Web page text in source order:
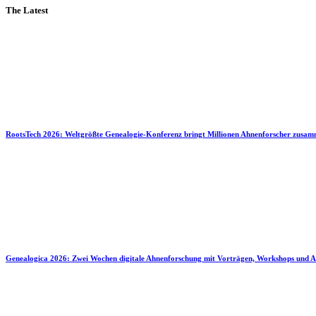
The Latest
RootsTech 2026: Weltgrößte Genealogie-Konferenz bringt Millionen Ahnenforscher
Genealogica 2026: Zwei Wochen digitale Ahnenforschung mit Vorträgen, Workshops und